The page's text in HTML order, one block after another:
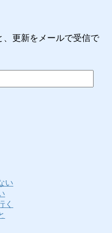
、更新をメールで受信で
い
く